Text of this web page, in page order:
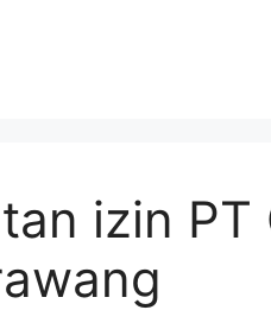
izin PT